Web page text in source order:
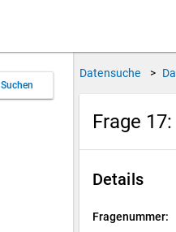
Suchen
Datensuche >
Frage 17:
Details
Fragenummer: